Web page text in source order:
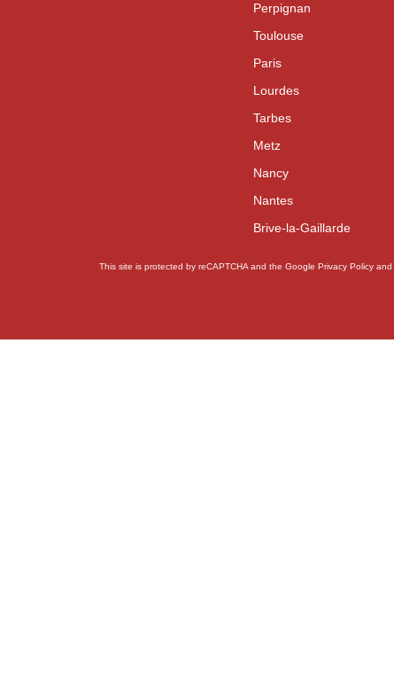
Perpignan
Toulouse
Paris
Lourdes
Tarbes
Metz
Nancy
Nantes
Brive-la-Gaillarde
This site is protected by reCAPTCHA and the Google Privacy Policy and